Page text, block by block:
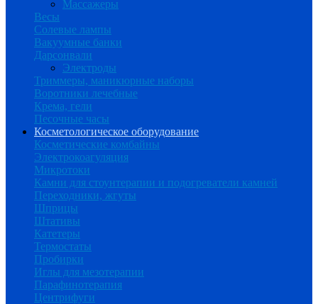
Массажеры
Весы
Солевые лампы
Вакуумные банки
Дарсонвали
Электроды
Триммеры, маникюрные наборы
Воротники лечебные
Крема, гели
Песочные часы
Косметологическое оборудование
Косметические комбайны
Электрокоагуляция
Микротоки
Камни для стоунтерапии и подогреватели камней
Переходники, жгуты
Шприцы
Штативы
Катетеры
Термостаты
Пробирки
Иглы для мезотерапии
Парафинотерапия
Центрифуги